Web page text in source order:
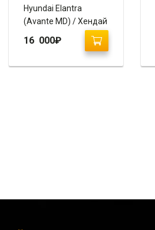
Hyundai Elantra
(Avante MD) / Хендай
Элантра Рестайлинг
16 000₽